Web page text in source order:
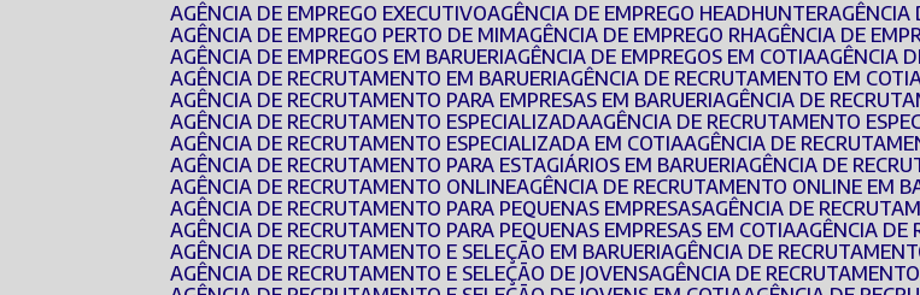
AGÊNCIA DE EMPREGO EXECUTIVO AGÊNCIA DE EMPREGO HEADHUNTER
AGÊNCIA DE EMPREGO PERTO DE MIM AGÊNCIA DE EMPREGO RH AGÊNCIA DE
AGÊNCIA DE EMPREGOS EM BARUERI AGÊNCIA DE EMPREGOS EM COTIA AGÊNCIA
AGÊNCIA DE RECRUTAMENTO EM BARUERI AGÊNCIA DE RECRUTAMENTO EM
AGÊNCIA DE RECRUTAMENTO PARA EMPRESAS EM BARUERI AGÊNCIA DE
AGÊNCIA DE RECRUTAMENTO ESPECIALIZADA AGÊNCIA DE RECRUTAMENTO
AGÊNCIA DE RECRUTAMENTO ESPECIALIZADA EM COTIA AGÊNCIA DE
AGÊNCIA DE RECRUTAMENTO PARA ESTAGIÁRIOS EM BARUERI AGÊNCIA DE
AGÊNCIA DE RECRUTAMENTO ONLINE AGÊNCIA DE RECRUTAMENTO ONLINE EM
AGÊNCIA DE RECRUTAMENTO PARA PEQUENAS EMPRESAS AGÊNCIA DE
AGÊNCIA DE RECRUTAMENTO PARA PEQUENAS EMPRESAS EM COTIA AGÊNCIA
AGÊNCIA DE RECRUTAMENTO E SELEÇÃO EM BARUERI AGÊNCIA DE
AGÊNCIA DE RECRUTAMENTO E SELEÇÃO DE JOVENS AGÊNCIA DE